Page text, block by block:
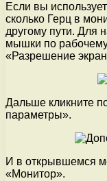
Если вы
сколько Герц в
другому пути. Для
мышки по
«Разрешение
Дальше кликните
параметры».
И в открывшемся
«Монитор».